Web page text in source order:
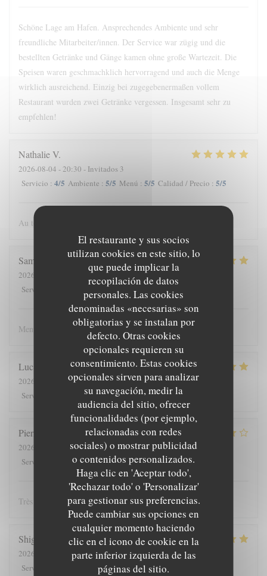
El restaurante y sus socios
utilizan cookies en este sitio, lo
que puede implicar la
recopilación de datos
personales. Las cookies
denominadas «necesarias» son
obligatorias y se instalan por
defecto. Otras cookies
opcionales requieren su
consentimiento. Estas cookies
opcionales sirven para analizar
su navegación, medir la
audiencia del sitio, ofrecer
funcionalidades (por ejemplo,
relacionadas con redes
sociales) o mostrar publicidad
o contenidos personalizados.
Haga clic en 'Aceptar todo',
'Rechazar todo' o 'Personalizar'
para gestionar sus preferencias.
Puede cambiar sus opciones en
cualquier momento haciendo
clic en el icono de cookie en la
parte inferior izquierda de las
páginas del sitio.
Schöne Lage am Hafen. Ansprechendes Ambiente und sehr
freundliche Mitarbeiter/innen. Der Service war zügig und die
bestellten Getränke und Gänge kamen ohne große Wartezeit. Die
Speisen waren geschmachklich hervorragend und auch die Menge
wirklich ausreichend. Einzig bei zugegebenermaßen vollem
Restaurant wurden zwei Getränke vergessen. Insgesamt sehr zu
empfehlen!
NathalieV
2026-08-04 - 20:30 - Invitados 3
Servicio : 4/5 Ambiente : 5/5 Menú : 5/5 Calidad / Precio : 5/5
Au top comme chaque fois.
Samuel
2026-08-04
- 19:00 - Invitados 2
Servicio
4 Menú Calidad / Precio
Menu exelent, aliments de qualité et cuisine élaboré
Luc et Francine M
2026-08-03
- 19:00 - Invitados 10
Servicio
Ambiente:5/5 Menú:4 /5 Calidad / Precio
Pierre
2026-08-06
- 20:00 - Invitados 2
Servicio
Ambiente:4/5 Menú:4/5 Calidad / Precio
Très belle expérience, nous reviendrons !
Shige
2026-07-21
- 20:30 - Invitados 4
Servicio
Ambiente: 5/5 Menú:5 /5 Calidad / Precio